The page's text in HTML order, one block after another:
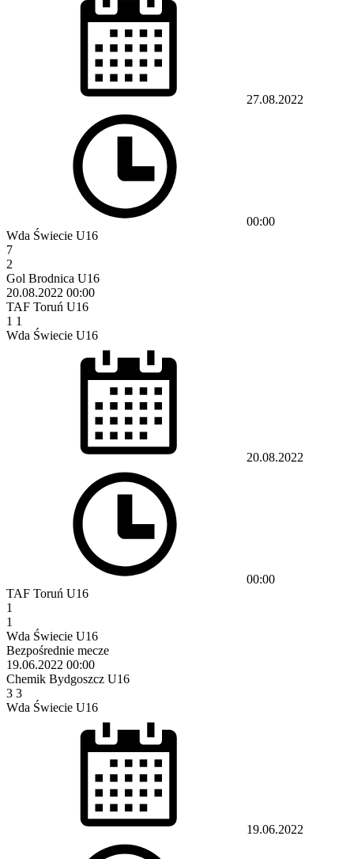
27.08.2022
00:00
Wda Świecie U16
7
2
Gol Brodnica U16
20.08.2022 00:00
TAF Toruń U16
1 1
Wda Świecie U16
20.08.2022
00:00
TAF Toruń U16
1
1
Wda Świecie U16
Bezpośrednie mecze
19.06.2022 00:00
Chemik Bydgoszcz U16
3 3
Wda Świecie U16
19.06.2022